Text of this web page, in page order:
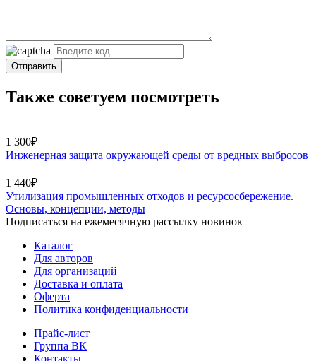
Отправить
Также советуем посмотреть
1 300₽
Инженерная защита окружающей среды от вредных выбросов
1 440₽
Утилизация промышленных отходов и ресурсосбережение.
Основы, концепции, методы
Подписаться на ежемесячную рассылку новинок
Каталог
Для авторов
Для организаций
Доставка и оплата
Оферта
Политика конфиденциальности
Прайс-лист
Группа ВК